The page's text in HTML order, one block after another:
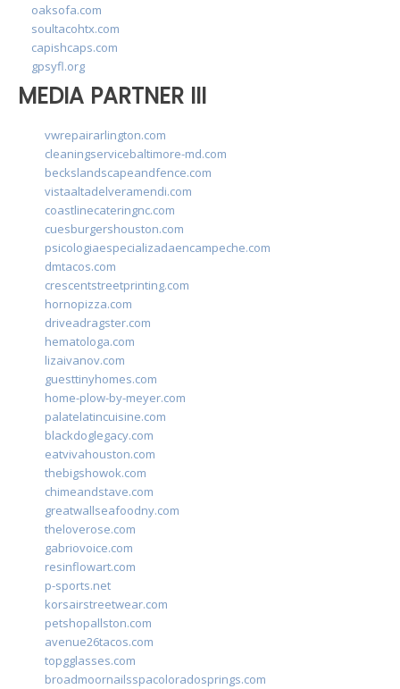
oaksofa.com
soultacohtx.com
capishcaps.com
gpsyfl.org
MEDIA PARTNER III
vwrepairarlington.com
cleaningservicebaltimore-md.com
beckslandscapeandfence.com
vistaaltadelveramendi.com
coastlinecateringnc.com
cuesburgershouston.com
psicologiaespecializadaencampeche.com
dmtacos.com
crescentstreetprinting.com
hornopizza.com
driveadragster.com
hematologa.com
lizaivanov.com
guesttinyhomes.com
home-plow-by-meyer.com
palatelatincuisine.com
blackdoglegacy.com
eatvivahouston.com
thebigshowok.com
chimeandstave.com
greatwallseafoodny.com
theloverose.com
gabriovoice.com
resinflowart.com
p-sports.net
korsairstreetwear.com
petshopallston.com
avenue26tacos.com
topgglasses.com
broadmoornailsspacoloradosprings.com